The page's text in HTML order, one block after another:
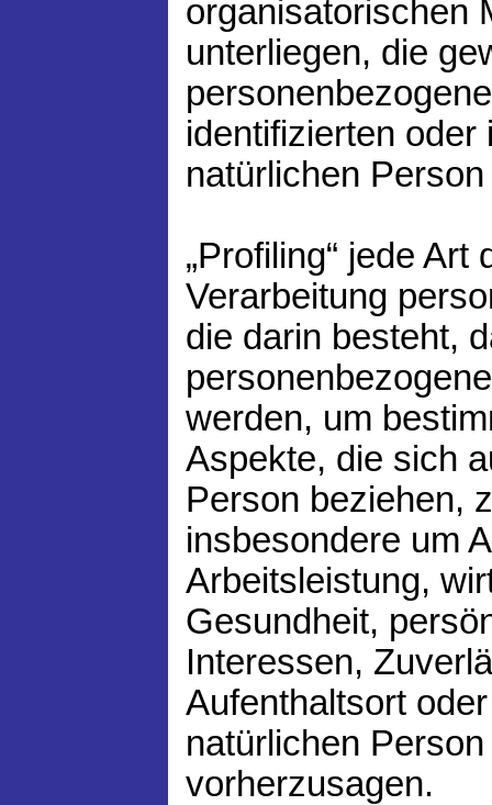
organisatorischen
unterliegen, die
identifizierten oder
natürlichen
„Profiling“ jede
Verarbeitung
die darin besteht,
werden, um
Aspekte, die sich
Person beziehen,
insbesondere um
Arbeitsleistung,
Gesundheit,
Interessen,
Aufenthaltsort
natürlichen
vorherzusagen.